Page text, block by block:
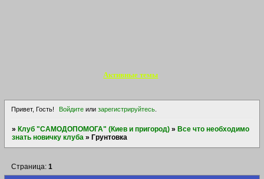
Активные темы
Привет, Гость! Войдите илизарегистрируйтесь
» Клуб "САМОДОПОМОГА" (Киев и пригород) » Все что необходимо
знать новичку клуба » Грунтовка
Страница: 1